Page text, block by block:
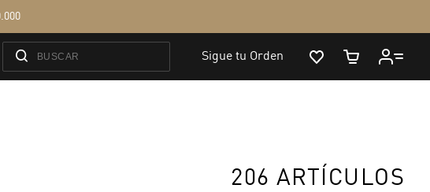
206 ARTÍCULOS